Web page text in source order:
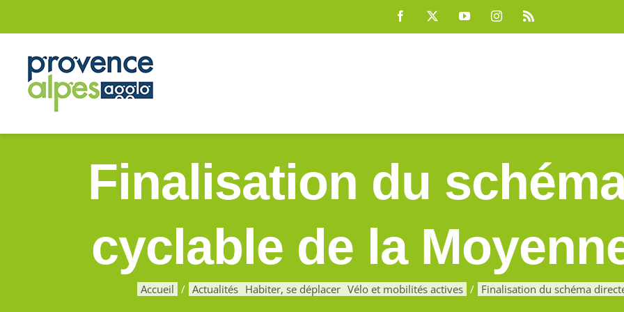
Facebook YouTubeInstagram
Finalisation du
cyclable de la
Accueil Actualités Habiter, se déplacer Vélo et mobilités actives Finalisation du schéma